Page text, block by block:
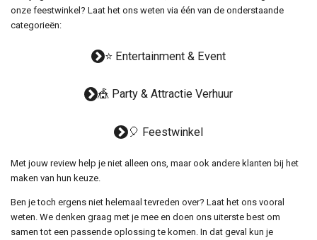
onze feestwinkel? Laat het ons weten via één van de onderstaande
categorieën:
⭐ Entertainment & Event
🎪 Party & Attractie Verhuur
🎈 Feestwinkel
Met jouw review help je niet alleen ons, maar ook andere klanten bij het
maken van hun keuze.
Ben je toch ergens niet helemaal tevreden over? Laat het ons vooral
weten. We denken graag met je mee en doen ons uiterste best om
samen tot een passende oplossing te komen. In dat geval kun je